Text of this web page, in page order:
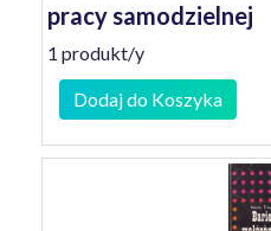
pracy samodzielnej
1 produkt/y
Dodaj do Koszyka